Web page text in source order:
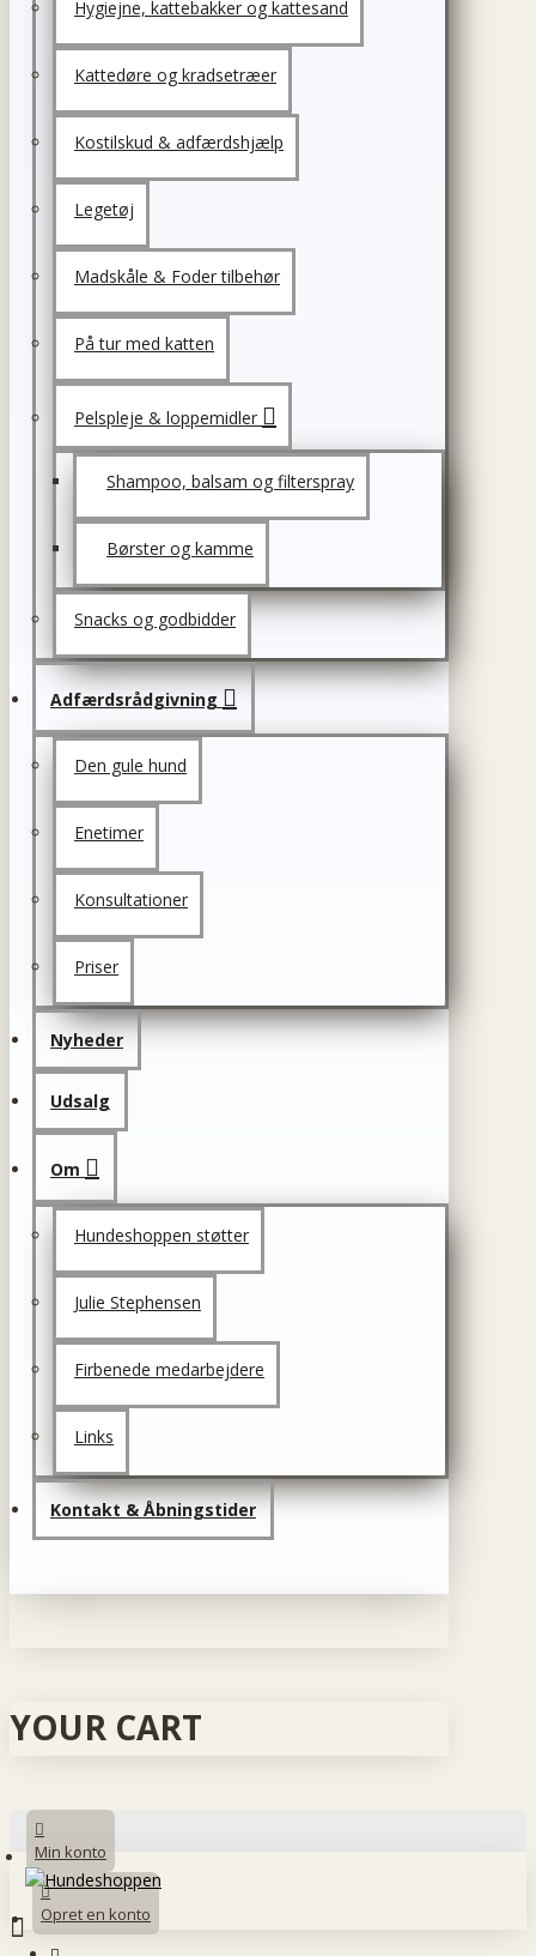
Hygiejne, kattebakker og kattesand
Kattedøre og kradsetræer
Kostilskud & adfærdshjælp
Legetøj
Madskåle & Foder tilbehør
På tur med katten
Pelspleje & loppemidler
Shampoo, balsam og filterspray
Børster og kamme
Snacks og godbidder
Adfærdsrådgivning
Den gule hund
Enetimer
Konsultationer
Priser
Nyheder
Udsalg
Om
Hundeshoppen støtter
Julie Stephensen
Firbenede medarbejdere
Links
Kontakt & Åbningstider
YOUR CART
Min konto
Opret en konto